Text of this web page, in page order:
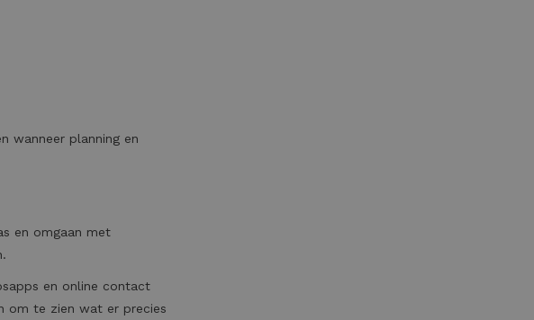
wanneer planning en
en omgaan met
en online contact
om te zien wat er precies